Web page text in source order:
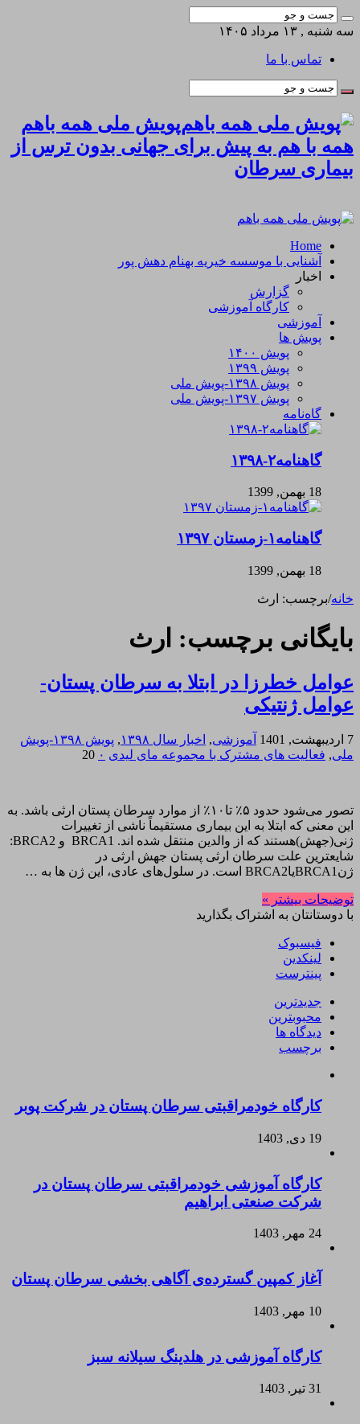
سه شنبه , ۱۳ مرداد ۱۴۰۵
تماس با ما
پویش ملی همه باهم
همه با هم به پیش برای جهانی بدون ترس از
بیماری سرطان
Home
آشنایی با موسسه خیریه بهنام دهش پور
اخبار
گزارش
کارگاه آموزشی
آموزشی
پویش ها
پویش ۱۴۰۰
پویش ۱۳۹۹
پویش ۱۳۹۸-پویش ملی
پویش ۱۳۹۷-پویش ملی
گاه‌نامه
گاهنامه۲-۱۳۹۸
18 بهمن, 1399
گاهنامه۱-زمستان ۱۳۹۷
18 بهمن, 1399
خانه/برچسب: ارث
بایگانی برچسب: ارث
عوامل خطرزا در ابتلا به سرطان پستان-
عوامل ژنتیکی
7 اردیبهشت, 1401 آموزشی, اخبار سال ۱۳۹۸ ,
پویش ۱۳۹۸-پویش
ملی, فعالیت های مشترک با مجموعه مای لیدی ۰ 20
تصور می‌شود حدود ۵٪ تا۱۰٪ از موارد سرطان پستان ارثی باشد. به
این معنی که ابتلا به این بیماری مستقیماً ناشی از تغییرات
ژنی(جهش)هستند که از والدین منتقل شده اند. BRCA1 و BRCA2:
شایعترین علت سرطان ارثی پستان جهش ارثی در
ژنBRCA1یاBRCA2 است. در سلول‌های عادی، این ژن ها به …
توضیحات بیشتر »
با دوستانتان به اشتراک بگذارید
فیسبوک
لینکدین
پینترست
جدیدترین
محبوبترین
دیدگاه ها
برچسب
کارگاه خودمراقبتی سرطان پستان در شرکت پوبر
19 دی, 1403
کارگاه آموزشی خودمراقبتی سرطان پستان در
شرکت صنعتی ابراهیم
24 مهر, 1403
آغاز کمپین گسترده‌ی آگاهی بخشی سرطان پستان
10 مهر, 1403
کارگاه آموزشی در هلدینگ سیلانه سبز
31 تیر, 1403